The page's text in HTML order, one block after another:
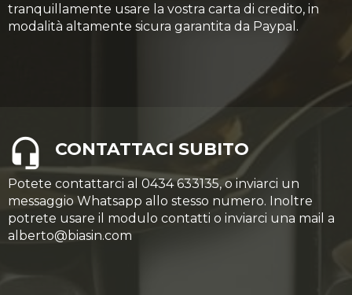
tranquillamente usare la vostra carta di credito, in
modalità altamente sicura garantita da Paypal.
CONTATTACI SUBITO
Potete contattarci al 0434 633135, o inviarci un
messaggio Whatsapp allo stesso numero. Inoltre
potrete usare il modulo contatti o inviarci una mail a
alberto@biasin.com